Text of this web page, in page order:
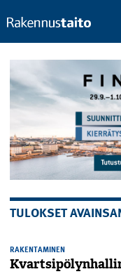
TULOKSET
RAKENTAMINEN